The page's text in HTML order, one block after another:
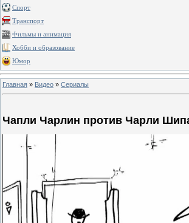
Спорт
Транспорт
Фильмы и анимация
Хобби и образование
Юмор
Главная » Видео » Сериалы
Чапли Чарлин против Чарли